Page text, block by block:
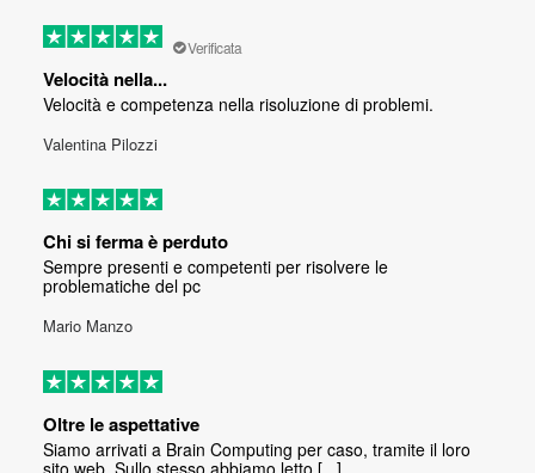
Verificata
Velocità nella...
Velocità e competenza nella risoluzione di problemi.
Valentina Pilozzi
Chi si ferma è perduto
Sempre presenti e competenti per risolvere le
problematiche del pc
Mario Manzo
Oltre le aspettative
Siamo arrivati a Brain Computing per caso, tramite il loro